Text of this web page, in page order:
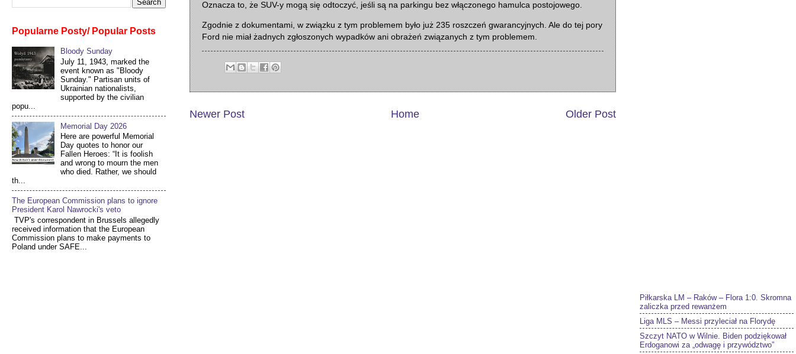
Oznacza to, że SUV-y mogą się odtoczyć, jeśli są na parkingu bez włączonego hamulca postojowego.
Zgodnie z dokumentami, w związku z tym problemem było już 235 roszczeń gwarancyjnych. Ale do tej pory
Ford nie miał żadnych zgłoszonych wypadków ani obrażeń związanych z tym problemem.
Newer Post Older Post
Home
Popularne Posty/ Popular Posts
Bloody Sunday
July 11, 1943, marked the
event known as "Bloody
Sunday." Partisan units of
Ukrainian nationalists,
supported by the civilian
popu...
Memorial Day 2026
Here are powerful Memorial
Day quotes to honor our
Fallen Heroes: “It is foolish
and wrong to mourn the men
who died. Rather, we should
th...
The European Commission plans to ignore
President Karol Nawrocki's veto
TVP's correspondent in Brussels allegedly
received information that the European
Commission plans to make payments to
Poland under SAFE...
Piłkarska LM – Raków – Flora 1:0. Skromna
zaliczka przed rewanżem
Liga MLS – Messi przyleciał na Florydę
Szczyt NATO w Wilnie. Biden podziękował
Erdoganowi za „odwagę i przywództwo”